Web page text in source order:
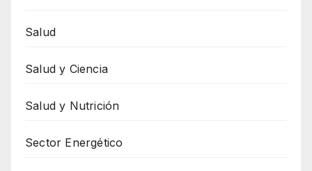
Salud
Salud y Ciencia
Salud y Nutrición
Sector Energético